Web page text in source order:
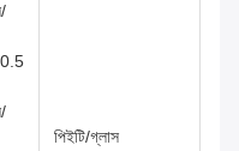
পিইটি/গ্লাস